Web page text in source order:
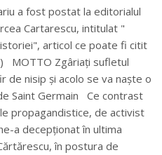
a fost postat la editorialul
Cartarescu, intitulat "
istoriei", articol ce poate fi citit
) MOTTO Zgâriați sufletul
de nisip și acolo se va naște o
Saint Germain Ce contrast
propagandistice, de activist
a decepționat în ultima
în postura de